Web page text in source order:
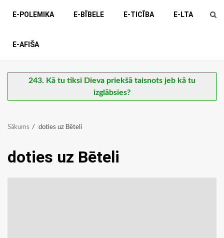
E-POLEMIKA E-BĪBELE E-TICĪBA E-LTA
E-AFIŠA
243. Kā tu tiksi Dieva priekšā taisnots jeb kā tu
izglābsies?
Sākums doties uz Bēteli
doties uz Bēteli